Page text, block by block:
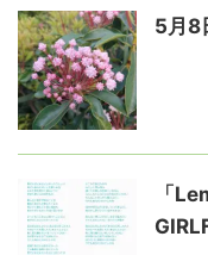
5月8
「